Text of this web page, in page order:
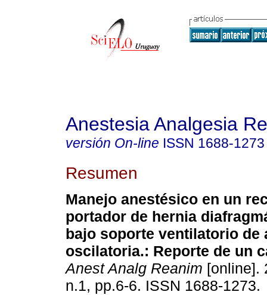
Anestesia Analgesia
versión On-line ISSN 1688-1273
Resumen
Manejo anestésico en un
portador de hernia
bajo soporte ventilatorio de
oscilatoria.: Reporte de un
Anest Analg Reanim [online].
n.1, pp.6-6. ISSN 1688-1273.